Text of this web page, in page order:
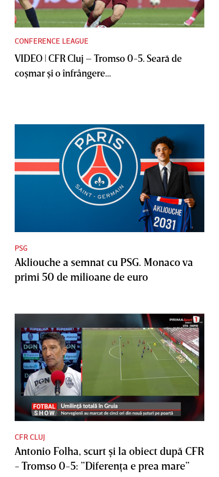
CONFERENCE LEAGUE
VIDEO | CFR Cluj – Tromso 0-5. Seară de
coşmar şi o înfrângere...
PSG
Akliouche a semnat cu PSG. Monaco va
primi 50 de milioane de euro
CFR CLUJ
Antonio Folha, scurt şi la obiect după CFR
- Tromso 0-5: ”Diferenţa e prea mare”